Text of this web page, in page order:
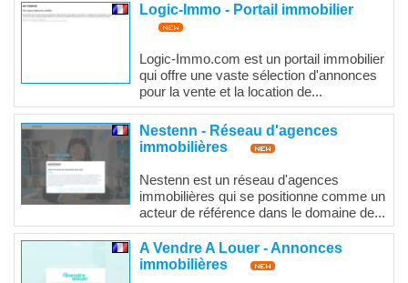
Logic-Immo - Portail immobilier
Logic-Immo.com est un portail immobilier
qui offre une vaste sélection d'annonces
pour la vente et la location de...
Nestenn - Réseau d'agences
immobilières
Nestenn est un réseau d'agences
immobilières qui se positionne comme un
acteur de référence dans le domaine de...
A Vendre A Louer - Annonces
immobilières